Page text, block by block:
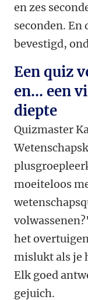
en zes
seconden. En
bevestigd,
Een quiz
en... een
diepte
Quizmaster
moeiteloos
het
mislukt als je
Elk goed
gejuich.